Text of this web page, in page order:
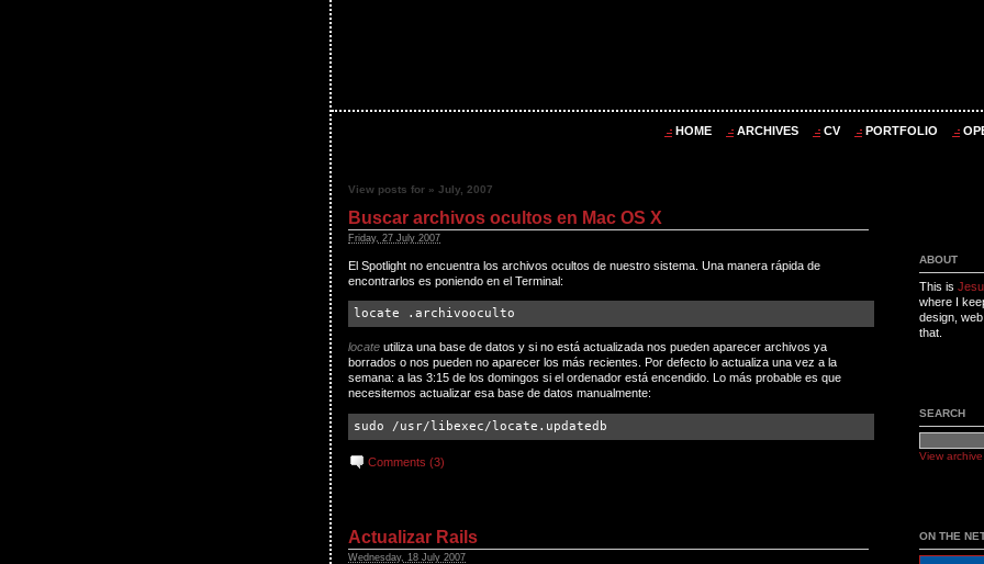
HOME ARCHIVES CV PORTFOLIO
View posts for » July, 2007
Buscar archivos ocultos en Mac OS X
Friday, 27 July 2007
El Spotlight no encuentra los archivos ocultos de nuestro sistema. Una manera rápida de
encontrarlos es poniendo en el Terminal:
locate .archivooculto
locate utiliza una base de datos y si no está actualizada nos pueden aparecer archivos ya
borrados o nos pueden no aparecer los más recientes. Por defecto lo actualiza una vez a la
semana: a las 3:15 de los domingos si el ordenador está encendido. Lo más probable es que
necesitemos actualizar esa base de datos manualmente:
sudo /usr/libexec/locate.updatedb
Comments (3)
Actualizar Rails
Wednesday, 18 July 2007
ABOUT
This is
where I
design,
that.
SEARCH
View archive
ON THE